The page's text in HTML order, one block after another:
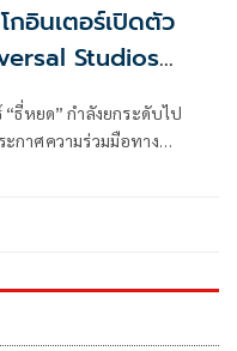
กอินเตอร์เปิดตัว
Studios
ธี่หยด” กำลังยกระดับไป
ะกาศความร่วมมือทาง